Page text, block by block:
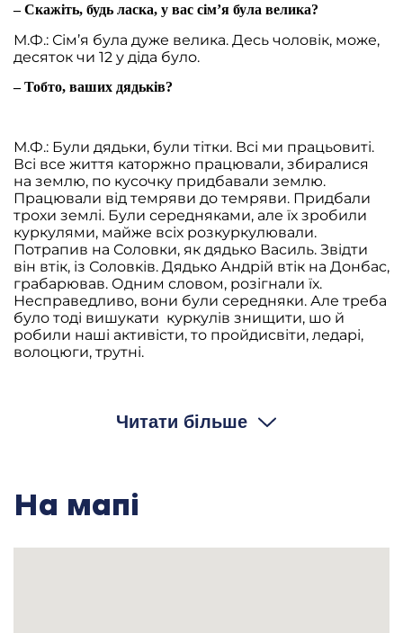
– Скажіть, будь ласка, у вас сім’я була велика?
М.Ф.: Сім’я була дуже велика. Десь чоловік, може,
десяток чи 12 у діда було.
– Тобто, ваших дядьків?
М.Ф.: Були дядьки, були тітки. Всі ми працьовиті.
Всі все життя каторжно працювали, збиралися
на землю, по кусочку придбавали землю.
Працювали від темряви до темряви. Придбали
трохи землі. Були середняками, але їх зробили
куркулями, майже всіх розкуркулювали.
Потрапив на Соловки, як дядько Василь. Звідти
він втік, із Соловків. Дядько Андрій втік на Донбас,
грабарював. Одним словом, розігнали їх.
Несправедливо, вони були середняки. Але треба
було тоді вишукати куркулів знищити, шо й
робили наші активісти, то пройдисвіти, ледарі,
волоцюги, трутні.
М.Ф.: Ваша сім’я – поняття розтяжне.
М.Ф.: Не знаю. Я тільки знаю, що мої батьки жили
І там я уже народився, і пригадую свої дитячі
Читати більше
На мапі